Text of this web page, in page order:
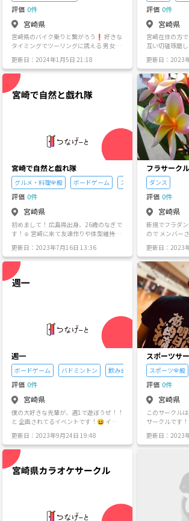
評価 0件
宮崎県
宮崎県のバイク乗りと繋がろう❗ 好きな
タイミングでツーリングに誘える 男女問
う🎵
更新日：2024年1月5日 21:18
評価 0件
宮崎県
宮崎在住の方
互い切磋琢磨
こんな夢をか
たいですね^_^
更新日：2023
宮崎で自然と戯れ隊
グルメ・料理全般 ボードゲーム スポーツ全般
評価 0件
宮崎県
初めまして！ 広島県出身、26歳のなぎで
す！☺️ 宮崎に来て友達作りや体型維持や
そこで僕みたいに同じ県外出身の友達か
ら 「宮崎でなかなか友達できないからど
うにかならないかな？？」と困っていた
ので なんとかしてあげたいなと思って企
画してみました✨ 僕が身体を動かすこ
ういう遊びを定期的に企画したいなと思
ってます！✨ 10人規模になったらキャン
プとか大きい企画もも考えてます！😎 や
りたいことがあるけど一緒にする仲間が
いない方などは、是非お声をかけてくだ
さい☺️
更新日：2023年7月16日 13:36
フラサーク
ikake
ダンス
評価 0件
宮崎県
新規でフラダ
ので メンバー
まったら始動
更新日：2023
週一
ボードゲーム バドミントン 飲み会
評価 0件
宮崎県
僕の大好きな先輩が、週1で遊ぼうぜ！！
と 企画されてるイベントです！😆 イベン
ール、ボードゲームや飲み会といったイ
ベント様々なことをやっています！ 興味
ある方は、お気軽にお問合せください😊
更新日：2023年9月24日 19:48
スポーツサ
スポーツ全般
評価 0件
宮崎県
このサークル
サークルです！ ソフトテニス、バレー、
ポーツ経験ない
方などなど、
方、募集します！(^^) ･運
館等で、20時
更新日：2023